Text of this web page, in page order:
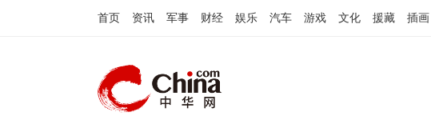
首页 资讯 军事 财经 娱乐 汽车 游戏 文化 援藏 插画